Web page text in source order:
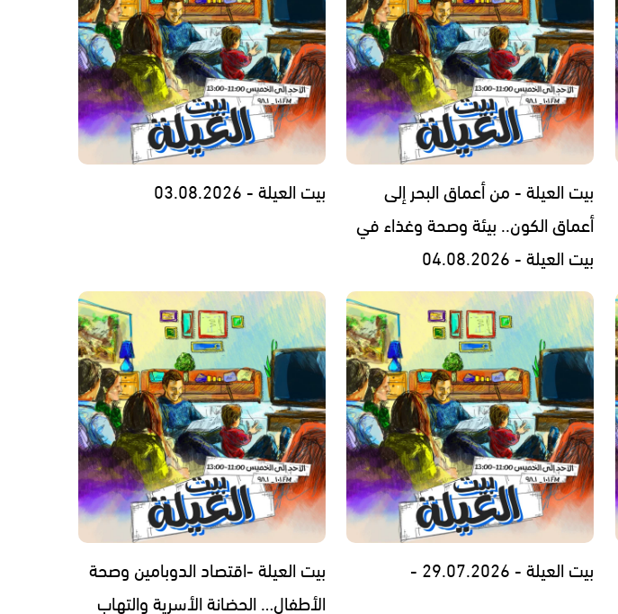
بيت العيلة - من أعماق البحر إلى
أعماق الكون.. بيئة وصحة وغذاء في
بيت العيلة - 04.08.2026
بيت العيلة - 03.08.2026
بيت العيلة - 29.07.2026 -
بيت العيلة -اقتصاد الدوبامين وصحة
الأطفال… الحضانة الأسرية والتهاب